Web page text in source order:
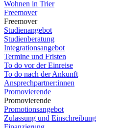
Wohnen in Trier
Freemover
Freemover
Studienangebot
Studienberatung
Integrationsangebot
Termine und Fristen
To do vor der Einreise
To do nach der Ankunft
Ansprechpartner:innen
Promovierende
Promovierende
Promotionsangebot
Zulassung und Einschreibung